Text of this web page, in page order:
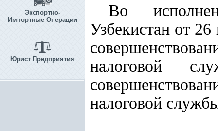
Экспортно-
Импортные Операции
Юрист Предприятия
Во
Узбекистан от
налоговой
налоговой